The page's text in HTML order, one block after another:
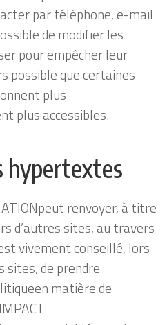
par téléphone, e-mail
de modifier les
pour empêcher leur
possible que certaines
plus
plus accessibles.
hypertextes
renvoyer, à titre
d’autres sites, au travers
vivement conseillé, lors
sites, de prendre
matière de